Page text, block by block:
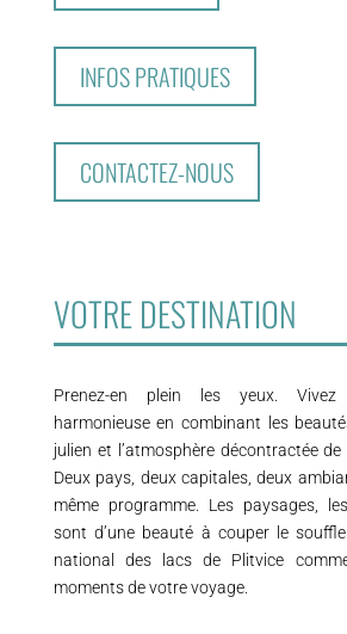
INFOS PRATIQUES
CONTACTEZ-NOUS
VOTRE DESTINATION
Prenez-en plein les yeux. Vivez
harmonieuse en combinant les
julien et l’atmosphère décontractée
Deux pays, deux capitales, deux
même programme. Les paysages,
sont d’une beauté à couper le
national des lacs de Plitvice
moments de votre voyage.